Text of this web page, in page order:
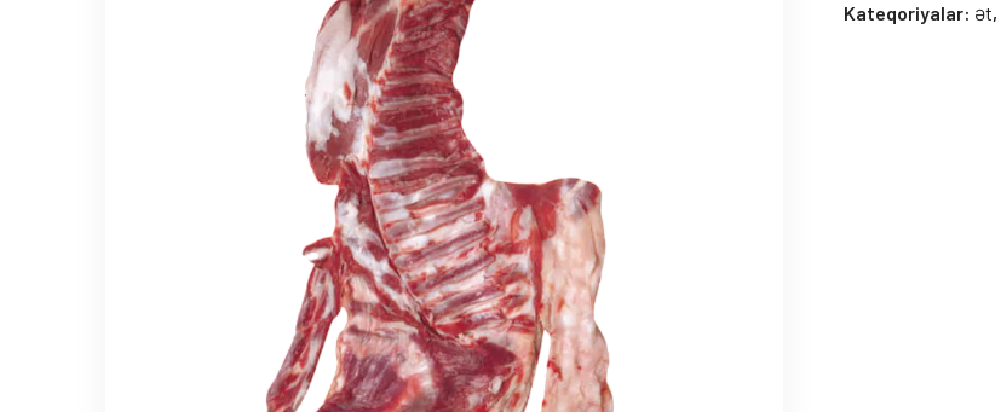
Kateqoriyalar: Ət,